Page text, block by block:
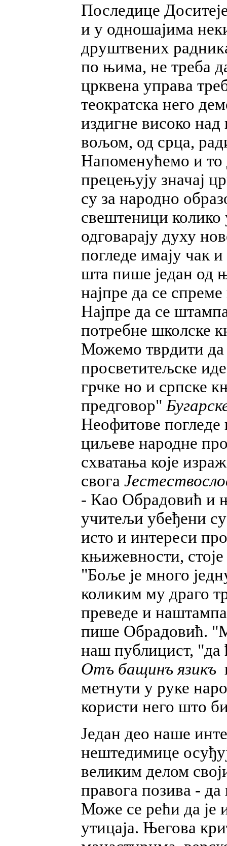
Последице
и у одношајима
друштвених
по њима, не треба
црквена управа
теократска него
издигне високо
вољом, од срца,
Напоменућемо и то
прецењују значај
су за народно
свештеници колико
одговарају духу
погледе имају чак
шта пише један од
најпре да се
Најпре да се
потребне школске
Можемо тврдити да
просветитељске
грчке но и српске
предговор"
Неофитове погледе
циљеве народне
схватања које
свога
- Као Обрадовић и
учитељи убеђени
исто и интереси
књижевности,
"Боље је много
коликим му драго
преведе и
пише Обрадовић.
наш публицист,
Отъ бащинъ язикъ
метнути у руке
користи него што
Један део наше
нештедимице
великим делом
правога позива -
Може се рећи да је
утицаја. Његова